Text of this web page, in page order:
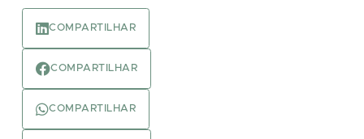
COMPARTILHAR
COMPARTILHAR
COMPARTILHAR